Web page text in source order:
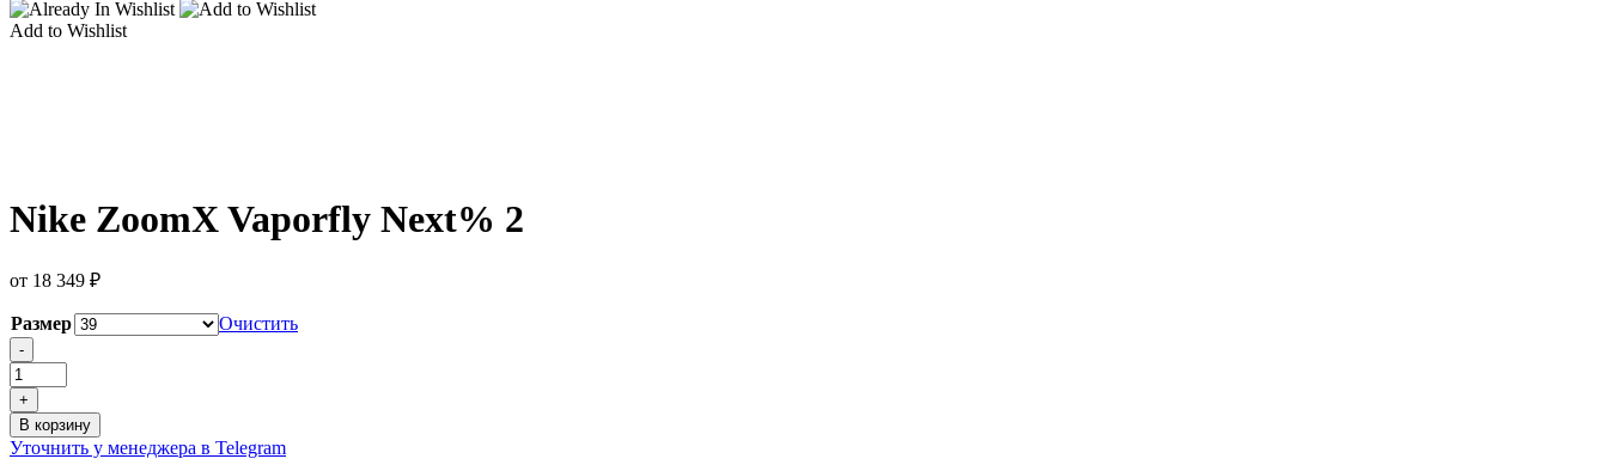
Add to Wishlist
Nike ZoomX Vaporfly Next% 2
от 18 349 ₽
Размер
Очистить
Количество
товара
Nike
ZoomX
Vaporfly
Next%
-
+
В корзину
Уточнить у менеджера в Telegram